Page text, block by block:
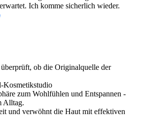
Ich komme sicherlich wieder.
ob die Originalquelle der
Kosmetikstudio
zum Wohlfühlen und Entspannen -
Alltag.
und verwöhnt die Haut mit effektiven